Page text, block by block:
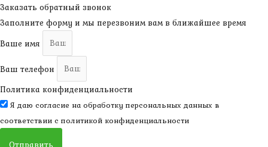
Заказать обратный звонок
Заполните форму и мы перезвоним вам в ближайшее время
Ваше имя
Ваш телефон
Политика конфиденциальности
Я даю согласие на обработку персональных данных в
соответствии с политикой конфиденциальности
Отправить